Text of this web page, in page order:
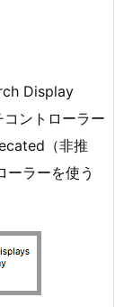
Display
ントローラー
（非推
ーラーを使う